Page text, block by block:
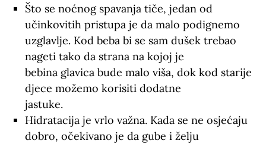
Što se noćnog spavanja tiče, jedan od
učinkovitih pristupa je da malo podignemo
uzglavlje. Kod beba bi se sam dušek trebao
nageti tako da strana na kojoj je
bebina glavica bude malo viša, dok kod starije
djece možemo korisiti dodatne
jastuke.
Hidratacija je vrlo važna. Kada se ne osjećaju
dobro, očekivano je da gube i želju